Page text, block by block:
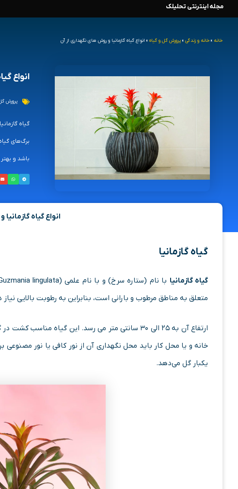
محتوا
مجله اینترنتی تحلیلک
خانه » خانه و زندگی » پرورش گل و گیاه » انواع گیاه گازمانیا و روش های نگهداری از آن
انواع
پرورش
برگ‌های
باشد و
انواع گیاه گازمانیا
گیاه گازمانیا
گیاه گازمانیا
متعلق به مناطق مرطوب و بارانی است، بنابراین به رطوبت بالایی نیاز
ارتفاع آن به ۲۵ الی ۳۰ سانتی متر می رسد. این گیاه
خانه و یا محل کار باید محل نگهداری آن از نور کافی یا نور
یکبار گل می‌دهد.